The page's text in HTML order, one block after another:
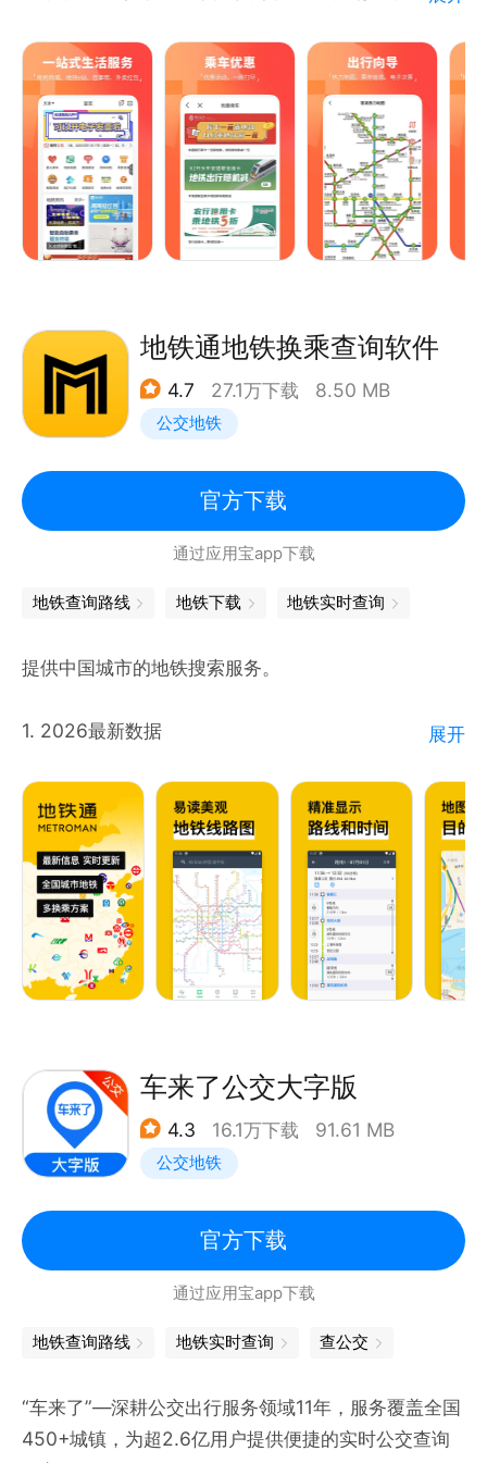
邵阳、东莞、西宁等等。
贴心的地铁信息查询功能，让乘客享受最便捷的掌上查
询服务，快来体验码上出发，智慧出行吧~
地铁通地铁换乘查询软件
4.7 27.1万下载 8.50 MB
公交地铁
官方下载
通过应用宝app下载
地铁查询路线 地铁下载 地铁实时查询
提供中国城市的地铁搜索服务。
1. 2026最新数据
2. 路线规划
简单高效的路线规划工具，提供详细的路线、时间和票
价信息。
3. 无需联网
无需互联网连接即可使用。
English, 简体中文, 繁體中文, 日本語
5. 覆盖53个城市
北京, 上海, 广州, 深圳, 香港, 澳门, 台北, 台中, 高雄,
福州, 贵阳, 海宁, 杭州, 哈尔滨, 合肥, 呼和浩特, 济南,
金华, 昆明, 兰州, 洛阳, 南昌, 南京, 南宁, 南通, 宁波,
青岛, 绍兴, 沈阳, 石家庄, 苏州, 太原, 台州, 天津, 乌鲁
木齐, 温州, 武汉, 芜湖, 无锡, 厦门, 西安, 许昌, 徐州,
微信公众号：MetroManApp
邮箱： metromanchina@gmail.com
展开
车来了公交大字版
4.3 16.1万下载 91.61 MB
公交地铁
官方下载
通过应用宝app下载
地铁查询路线 地铁实时查询 查公交
“车来了”—深耕公交出行服务领域11年，服务覆盖全国
450+城镇，为超2.6亿用户提供便捷的实时公交查询